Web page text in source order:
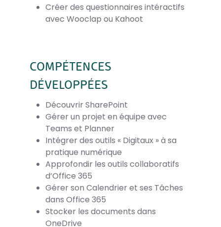
Créer des questionnaires intéractifs
avec Wooclap ou Kahoot
COMPÉTENCES
DÉVELOPPÉES
Découvrir SharePoint
Gérer un projet en équipe avec
Teams et Planner
Intégrer des outils « Digitaux » à sa
pratique numérique
Approfondir les outils collaboratifs
d’Office 365
Gérer son Calendrier et ses Tâches
dans Office 365
Stocker les documents dans
OneDrive